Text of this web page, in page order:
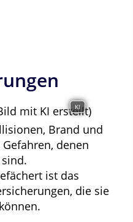
KI
Brand und
denen
ist das
die sie